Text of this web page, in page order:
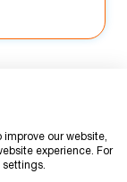
legali
olandesi e
la
our website,
experience. For